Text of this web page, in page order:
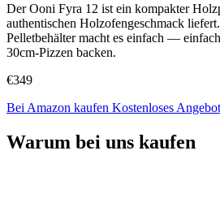
Der Ooni Fyra 12 ist ein kompakter
authentischen Holzofengeschmack
Pelletbehälter macht es einfach —
30cm-Pizzen backen.
€349
Bei Amazon kaufen Kostenloses
Warum bei uns kaufen